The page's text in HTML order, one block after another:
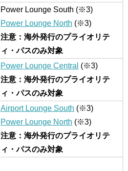
Power Lounge South (※3)
Power Lounge North (※3)
注意：海外発行のプライオリテ
ィ・パスのみ対象
Power Lounge Central (※3)
注意：海外発行のプライオリテ
ィ・パスのみ対象
Airport Lounge South (※3)
Power Lounge North (※3)
注意：海外発行のプライオリテ
ィ・パスのみ対象